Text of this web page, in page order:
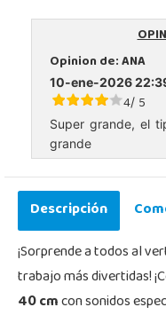
Opinion de:ANA
10-ene-2026
4/ 5
Super grande, el
grande
Descripción
¡Sorprende a todos al
trabajo más divertidas!
40 cmcon sonidos